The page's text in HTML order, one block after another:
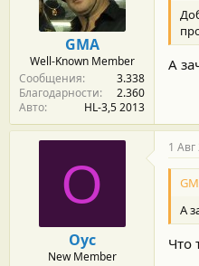
н
о
с
т
GMA
Well-Known Member
Сообщения
3.338
Благодарности
2.360
Авто
HL-3,5 2013
А
О
Оус
New Member
1
А
Что